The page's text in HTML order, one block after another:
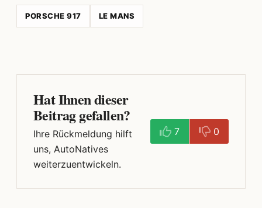
PORSCHE 917 LE MANS
Hat Ihnen dieser
Beitrag gefallen?
Ihre Rückmeldung hilft
uns, AutoNatives
weiterzuentwickeln.
7 0